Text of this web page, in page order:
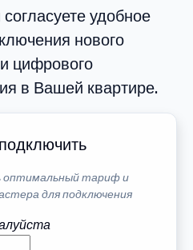
удобное
нового
цифрового
в Вашей квартире.
тариф и
для подключения